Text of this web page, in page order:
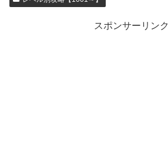
スポンサーリンク